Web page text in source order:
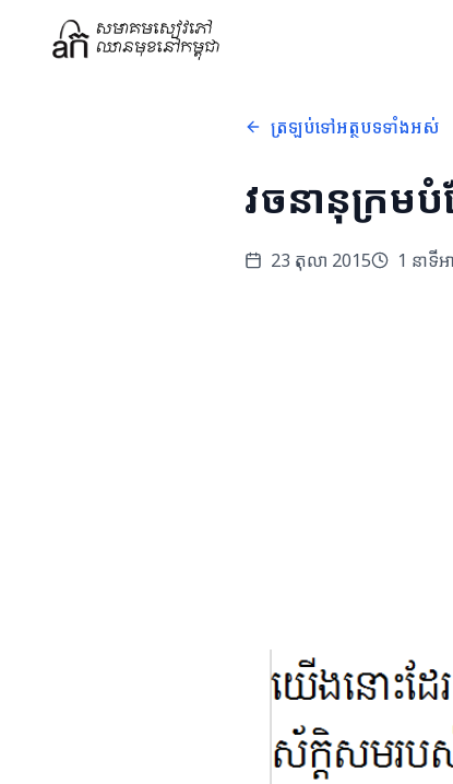
ត្រឡប់ទៅអត្ថបទទាំងអស់
វចនានុក្រមបំ
23 តុលា 2015 1 នាទីអ